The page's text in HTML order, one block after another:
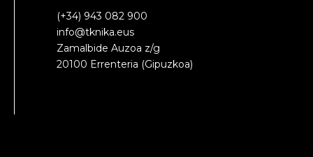
(+34) 943 082 900
info@tknika.eus
Zamalbide Auzoa z/g
20100 Errenteria (Gipuzkoa)